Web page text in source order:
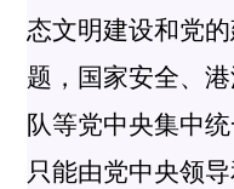
态文明建设和党
题，国家安全、
队等党中央集中
只能由党中央领